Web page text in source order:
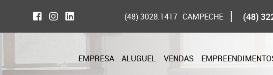
(48) 3028.1417 CAMPECHE (48)
EMPRESA ALUGUEL VENDAS